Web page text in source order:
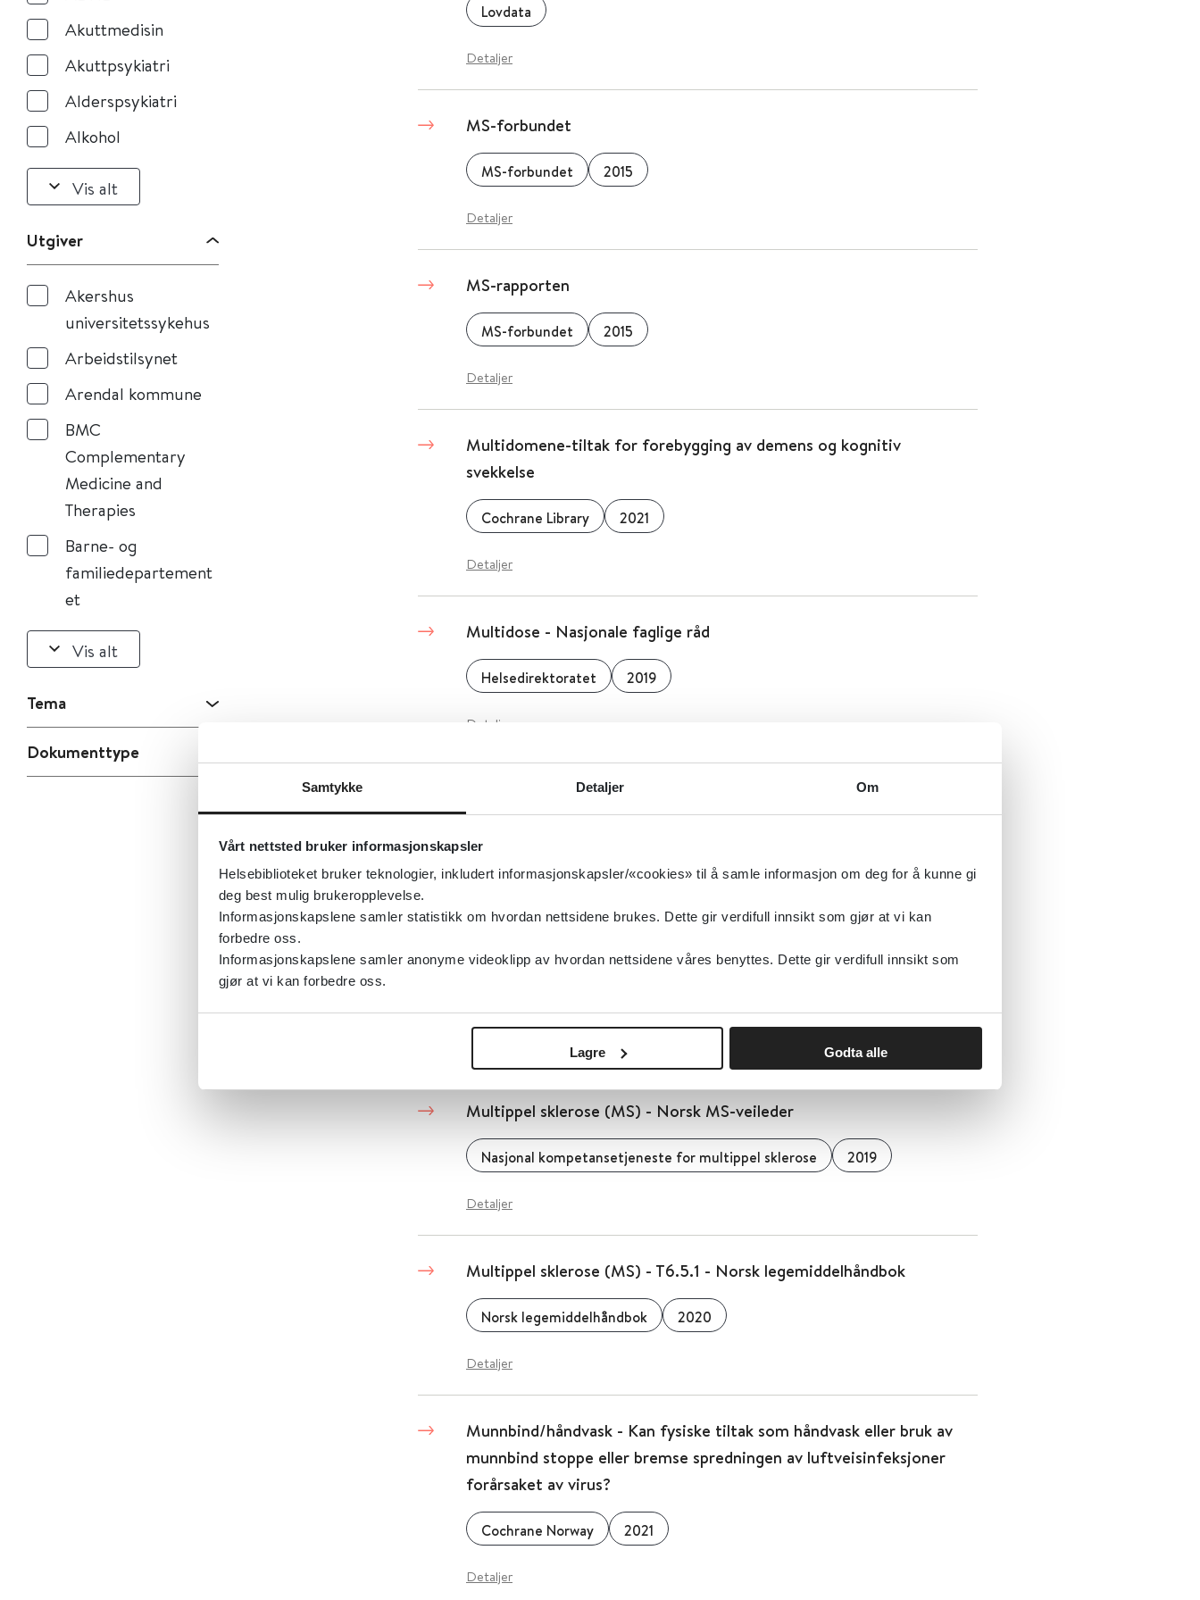
Samtykke Detaljer Om
Vårt nettsted bruker informasjonskapsler
Helsebiblioteket bruker teknologier, inkludert informasjonskapsler/«cookies» til å samle informasjon om deg for å kunne gi
deg best mulig brukeropplevelse.
Informasjonskapslene samler statistikk om hvordan nettsidene brukes. Dette gir verdifull innsikt som gjør at vi kan
forbedre oss.
Informasjonskapslene samler anonyme videoklipp av hvordan nettsidene våres benyttes. Dette gir verdifull innsikt som
gjør at vi kan forbedre oss.
Lagre Godta alle
Akuttmedisin
Akuttpsykiatri
Alderspsykiatri
Alkohol
Vis alt
Utgiver
Akershus
universitetssykehus
Arbeidstilsynet
Arendal kommune
BMC
Complementary
Medicine and
Therapies
Barne- og
familiedepartement
et
Vis alt
Tema
Dokumenttype
Lovdata
Detaljer
MS-forbundet
MS-forbundet 2015
Detaljer
MS-rapporten
MS-forbundet 2015
Detaljer
Multidomene-tiltak for forebygging av demens og kognitiv
svekkelse
Cochrane Library 2021
Detaljer
Multidose - Nasjonale faglige råd
Helsedirektoratet 2019
Detaljer
Multidose, status og veien videre - Helsedirektoratet
Detaljer
Multimodale tiltak for kakeksi (sykdomsrelatert vekttap)
Multippel sklerose (MS) - Norsk MS-veileder
Nasjonal kompetansetjeneste for multippel sklerose 2019
Detaljer
Multippel sklerose (MS) - T6.5.1 - Norsk legemiddelhåndbok
Norsk legemiddelhåndbok 2020
Detaljer
Munnbind/håndvask - Kan fysiske tiltak som håndvask eller bruk av
munnbind stoppe eller bremse spredningen av luftveisinfeksjoner
forårsaket av virus?
Cochrane Norway 2021
Detaljer